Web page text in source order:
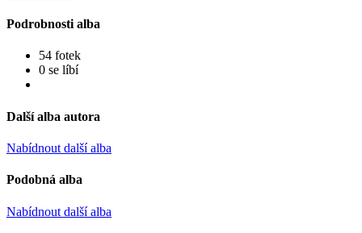
Podrobnosti alba
54 fotek
0 se líbí
Další alba autora
Nabídnout další alba
Podobná alba
Nabídnout další alba